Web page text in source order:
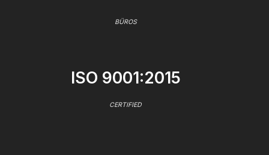
BÜROS
ISO 9001:2015
CERTIFIED